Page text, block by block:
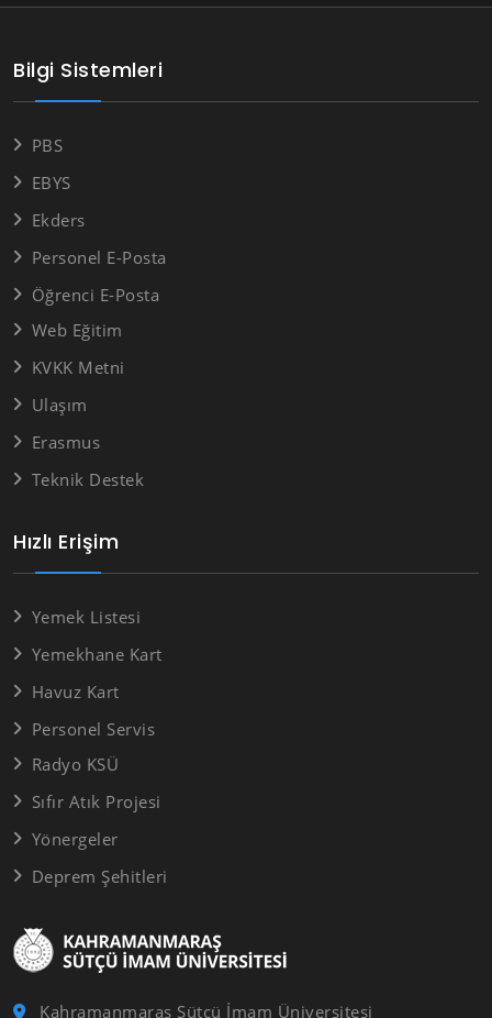
Kahramanmaraş Sütçü İmam Üniversitesi
Hızlı Erişim
Yemek Listesi
Yemekhane Kart
Havuz Kart
Personel Servis
Radyo KSÜ
Sıfır Atık Projesi
Yönergeler
Deprem Şehitleri
Bilgi Sistemleri
PBS
EBYS
Ekders
Personel E-Posta
Öğrenci E-Posta
Web Eğitim
KVKK Metni
Ulaşım
Erasmus
Teknik Destek